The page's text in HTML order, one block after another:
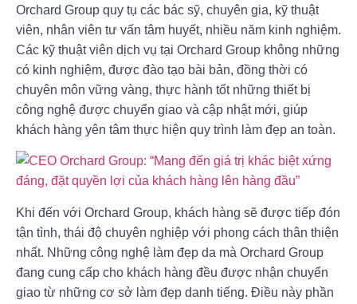
Orchard Group quy tụ các bác sỹ, chuyên gia, kỹ thuật
viên, nhân viên tư vấn tâm huyết, nhiều năm kinh nghiệm.
Các kỹ thuật viên dịch vụ tại Orchard Group không những
có kinh nghiệm, được đào tạo bài bản, đồng thời có
chuyên môn vững vàng, thực hành tốt những thiết bị
công nghệ được chuyển giao và cập nhật mới, giúp
khách hàng yên tâm thực hiện quy trình làm đẹp an toàn.
Khi đến với Orchard Group, khách hàng sẽ được tiếp đón
tận tình, thái độ chuyên nghiệp với phong cách thân thiện
nhất. Những công nghệ làm đẹp da mà Orchard Group
đang cung cấp cho khách hàng đều được nhận chuyển
giao từ những cơ sở làm đẹp danh tiếng. Điều này phần